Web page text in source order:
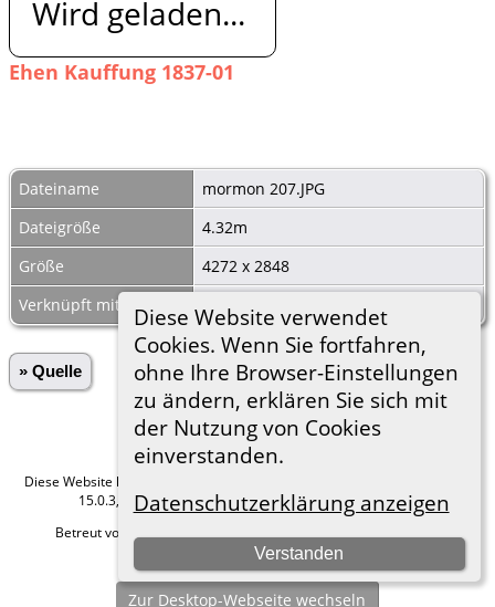
Diese Website verwendet
Cookies. Wenn Sie fortfahren,
ohne Ihre Browser-Einstellungen
zu ändern, erklären Sie sich mit
der Nutzung von Cookies
einverstanden.
Datenschutzerklärung anzeigen
Verstanden
Wird geladen...
Ehen Kauffung 1837-01
Dateiname
mormon 207.JPG
Dateigröße
4.32m
Größe
4272 x 2848
Verknüpft mit
Ehen 1837-01
» Quelle
Diese Website läuft mit
15.0.3, programmiert von Darrin Lythgoe © 2001-2026.
Betreut von
Hier geht es zum Impressum
Zur Desktop-Webseite wechseln